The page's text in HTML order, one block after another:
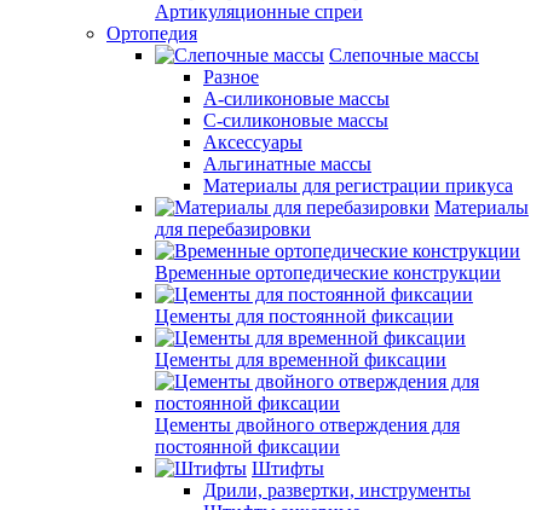
Артикуляционные спреи
Ортопедия
Слепочные массы
Разное
А-силиконовые массы
С-силиконовые массы
Аксессуары
Альгинатные массы
Материалы для регистрации прикуса
Материалы
для перебазировки
Временные ортопедические конструкции
Цементы для постоянной фиксации
Цементы для временной фиксации
Цементы двойного отверждения для
постоянной фиксации
Штифты
Дрили, развертки, инструменты